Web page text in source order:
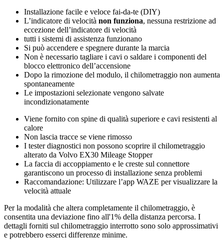
Installazione facile e veloce fai-da-te (DIY)
L’indicatore di velocità non funziona, nessuna restrizione ad
eccezione dell’indicatore di velocità
tutti i sistemi di assistenza funzionano
Si può accendere e spegnere durante la marcia
Non è necessario tagliare i cavi o saldare i componenti del
blocco elettronico dell’accensione
Dopo la rimozione del modulo, il chilometraggio non aumenta
spontaneamente
Le impostazioni selezionate vengono salvate
incondizionatamente
Viene fornito con spine di qualità superiore e cavi resistenti al
calore
Non lascia tracce se viene rimosso
I tester diagnostici non possono scoprire il chilometraggio
alterato da Volvo EX30 Mileage Stopper
La faccia di accoppiamento e le creste sul connettore
garantiscono un processo di installazione senza problemi
Raccomandazione: Utilizzare l’app WAZE per visualizzare la
velocità attuale
Per la modalità che altera completamente il chilometraggio, è
consentita una deviazione fino all'1% della distanza percorsa. I
dettagli forniti sul chilometraggio interrotto sono solo approssimativi
e potrebbero esserci differenze minime.